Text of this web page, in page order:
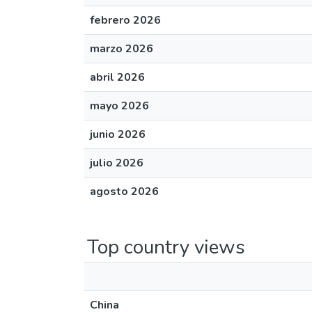
febrero 2026
marzo 2026
abril 2026
mayo 2026
junio 2026
julio 2026
agosto 2026
Top country views
China